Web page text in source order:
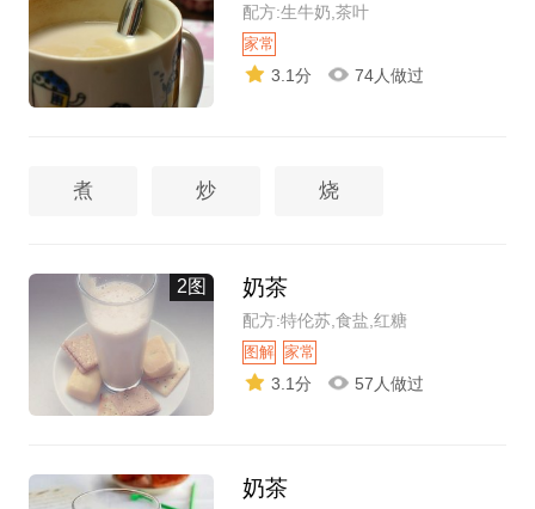
配方:生牛奶,茶叶
家常
3.1分 74人做过
煮 炒 烧
2图 奶茶
配方:特伦苏,食盐,红糖
图解 家常
3.1分 57人做过
奶茶